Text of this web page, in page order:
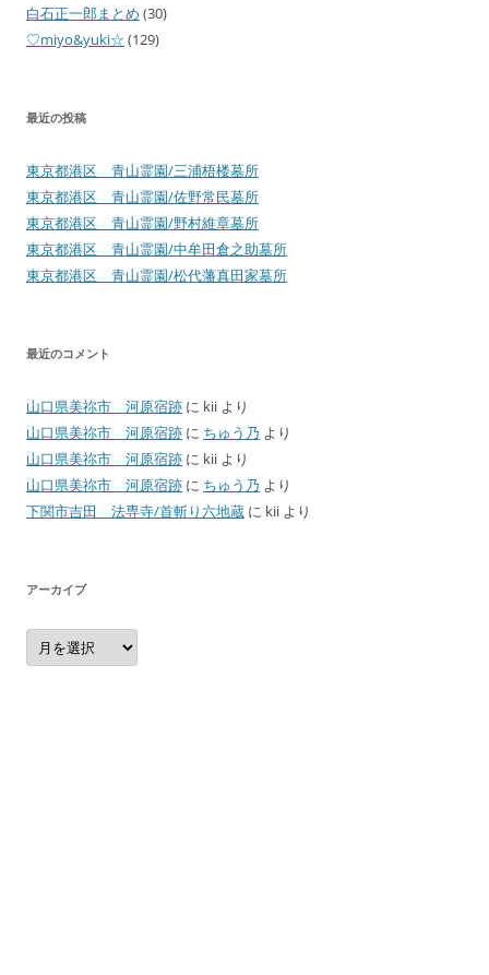
白石正一郎まとめ (30)
♡miyo&yuki☆ (129)
最近の投稿
東京都港区 青山霊園/三浦梧楼墓所
東京都港区 青山霊園/佐野常民墓所
東京都港区 青山霊園/野村維章墓所
東京都港区 青山霊園/中牟田倉之助墓所
東京都港区 青山霊園/松代藩真田家墓所
最近のコメント
山口県美祢市 河原宿跡 に kii より
山口県美祢市 河原宿跡 に ちゅう乃 より
山口県美祢市 河原宿跡 に kii より
山口県美祢市 河原宿跡 に ちゅう乃 より
下関市吉田 法専寺/首斬り六地蔵 に kii より
アーカイブ
ア
ー
カ